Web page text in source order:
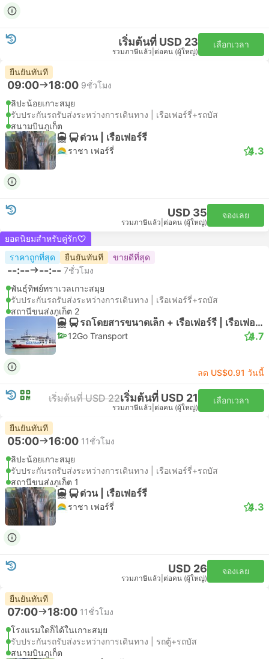
เริ่มต้นที่ USD 23
รวมภาษีแล้ว ต่อคน (ผู้ใหญ่)
เลือกเวลา
ยืนยันทันที
09:00 18:00 9ชั่วโมง
ลิปะน้อยเกาะสมุย
รับประกันรถรับส่งระหว่างการเดินทาง | เรือเฟอร์รี่+รถบัส
สนามบินภูเก็ต
ด่วน | เรือเฟอร์รี่
ราชา เฟอร์รี่ 4.3
USD 35
รวมภาษีแล้ว ต่อคน (ผู้ใหญ่)
จองเลย
ยอดนิยมสำหรับคู่รัก
ราคาถูกที่สุด
ยืนยันทันที ขายดีที่สุด
--:-- --:-- 7ชั่วโมง
พันธุ์ทิพย์ทราเวลเกาะสมุย
รับประกันรถรับส่งระหว่างการเดินทาง | เรือเฟอร์รี่+รถบัส
สถานีขนส่งภูเก็ต 2
รถโดยสารขนาดเล็ก + เรือเฟอร์รี่ | เรือเฟอร์รี่
12Go Transport 4.7
ลด US$0.91 วันนี้
เริ่มต้นที่ USD 22เริ่มต้นที่ USD 21
รวมภาษีแล้ว ต่อคน (ผู้ใหญ่)
เลือกเวลา
ยืนยันทันที
05:00 16:00 11ชั่วโมง
ลิปะน้อยเกาะสมุย
รับประกันรถรับส่งระหว่างการเดินทาง | เรือเฟอร์รี่+รถบัส
สถานีขนส่งภูเก็ต 1
ด่วน | เรือเฟอร์รี่
ราชา เฟอร์รี่ 4.3
USD 26
รวมภาษีแล้ว ต่อคน (ผู้ใหญ่)
จองเลย
ยืนยันทันที
07:00 18:00 11ชั่วโมง
โรงแรมใดก็ได้ในเกาะสมุย
รับประกันรถรับส่งระหว่างการเดินทาง | รถตู้+รถบัส
สนามบินภูเก็ต